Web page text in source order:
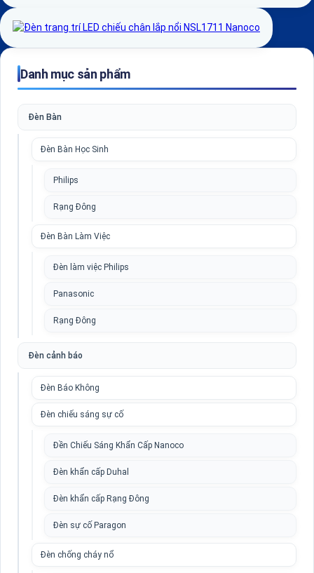
Danh mục sản phẩm
Đèn Bàn
Đèn Bàn Học Sinh
Philips
Rạng Đông
Đèn Bàn Làm Việc
Đèn làm việc Philips
Panasonic
Rạng Đông
Đèn cảnh báo
Đèn Báo Không
Đèn chiếu sáng sự cố
Đền Chiếu Sáng Khẩn Cấp Nanoco
Đèn khẩn cấp Duhal
Đèn khẩn cấp Rạng Đông
Đèn sự cố Paragon
Đèn chống cháy nổ